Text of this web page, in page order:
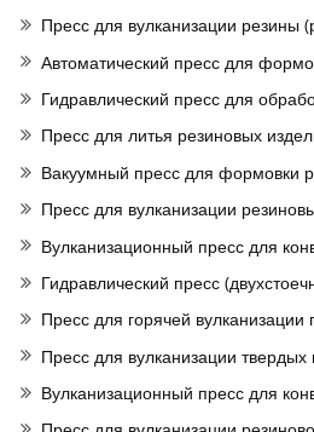
Пресс для вулканизации резины
Автоматический пресс для
Гидравлический пресс для
Пресс для литья резиновых
Вакуумный пресс для формовки
Пресс для вулканизации
Вулканизационный пресс для
Гидравлический пресс
Пресс для горячей вулканизации
Пресс для вулканизации
Вулканизационный пресс для